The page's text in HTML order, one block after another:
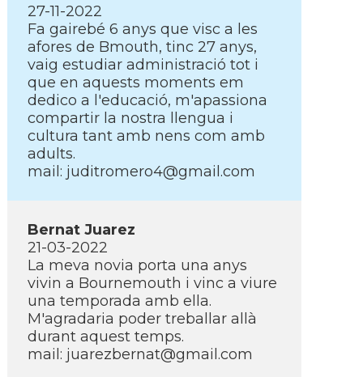
27-11-2022
Fa gairebé 6 anys que visc a les
afores de Bmouth, tinc 27 anys,
vaig estudiar administració tot i
que en aquests moments em
dedico a l'educació, m'apassiona
compartir la nostra llengua i
cultura tant amb nens com amb
adults.
mail: juditromero4@gmail.com
Bernat Juarez
21-03-2022
La meva novia porta una anys
vivin a Bournemouth i vinc a viure
una temporada amb ella.
M'agradaria poder treballar allà
durant aquest temps.
mail: juarezbernat@gmail.com